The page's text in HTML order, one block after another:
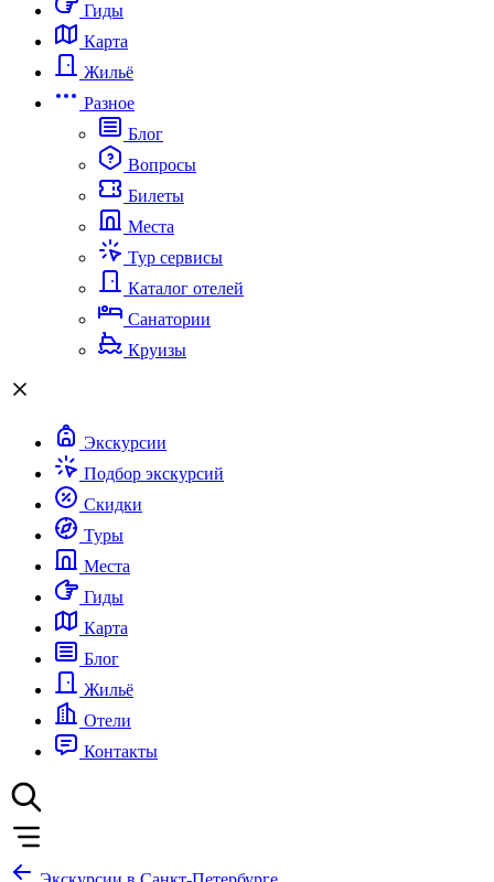
Гиды
Карта
Жильё
Разное
Блог
Вопросы
Билеты
Места
Тур сервисы
Каталог отелей
Санатории
Круизы
Экскурсии
Подбор экскурсий
Скидки
Туры
Места
Гиды
Карта
Блог
Жильё
Отели
Контакты